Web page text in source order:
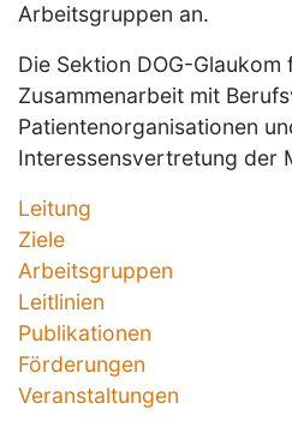
Arbeitsgruppen an.
Die Sektion DOG-
Zusammenarbeit mit
Patientenorganisationen
Interessensvertretung der
Leitung
Ziele
Arbeitsgruppen
Leitlinien
Publikationen
Förderungen
Veranstaltungen